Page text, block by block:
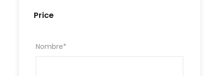
Price
Nombre*